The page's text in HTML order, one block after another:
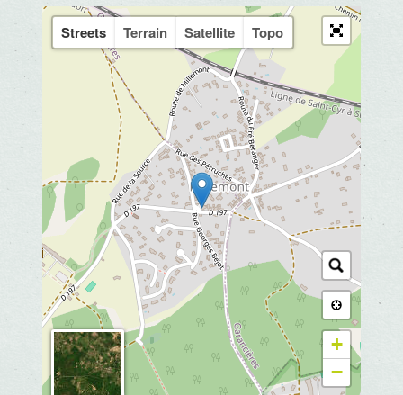
Streets Terrain Satellite Topo
+
−